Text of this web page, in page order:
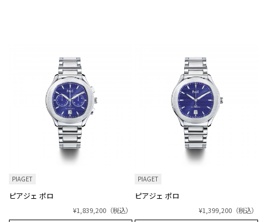
PIAGET
ピアジェ ポロ
¥1,839,200 （税込）
PIAGET
ピアジェ ポロ
¥1,399,200 （税込）